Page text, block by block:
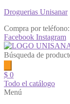
Droguerias Unisanar
Compra por
Facebook Instagram
Búsqueda de
$ 0
Todo el catálogo
Menú